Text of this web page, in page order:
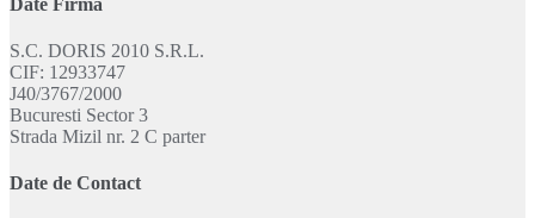
S.C. DORIS 2010 S.R.L.
CIF: 12933747
J40/3767/2000
Bucuresti Sector 3
Strada Mizil nr. 2 C parter
Date de Contact